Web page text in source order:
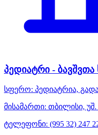
პედიატრი -
სფერო: პედიატრია,
მისამართი: თბილისი, უშ.
ტელეფონი: (995 32) 247